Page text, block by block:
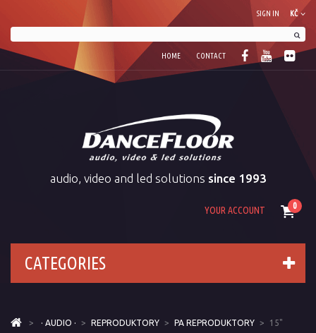
KČ
SIGN IN
HOME CONTACT
audio, video and led solutions since 1993
0
YOUR ACCOUNT
CATEGORIES
> · AUDIO · > REPRODUKTORY > PA REPRODUKTORY > 15"